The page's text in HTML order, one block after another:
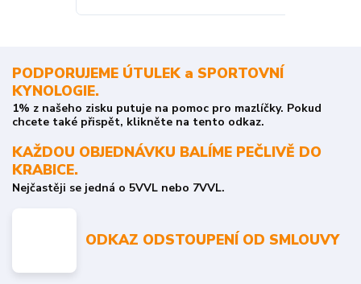
PODPORUJEME ÚTULEK a SPORTOVNÍ
KYNOLOGIE.
1% z našeho zisku putuje na pomoc pro mazlíčky. Pokud
chcete také přispět, klikněte na tento odkaz.
KAŽDOU OBJEDNÁVKU BALÍME PEČLIVĚ DO
KRABICE.
Nejčastěji se jedná o 5VVL nebo 7VVL.
ODKAZ ODSTOUPENÍ OD SMLOUVY